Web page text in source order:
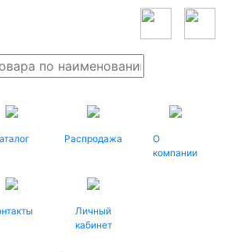
Распродажа
О
компании
Личный
кабинет